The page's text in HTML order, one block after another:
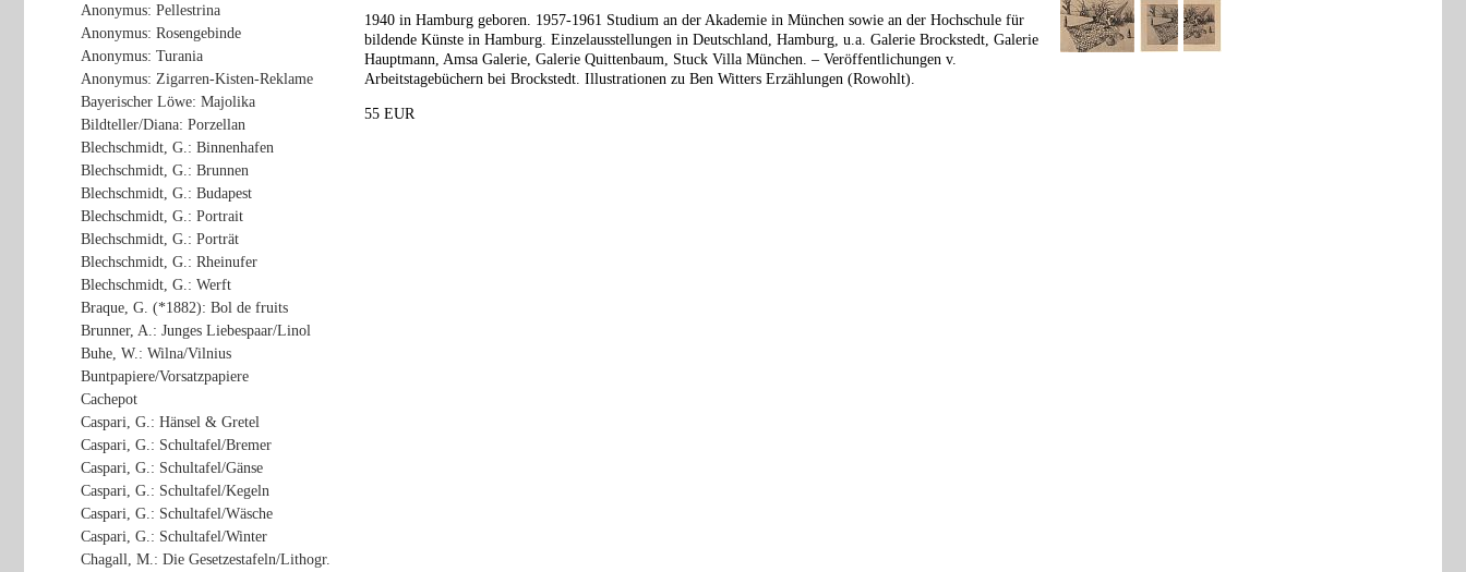
Anonymus: Pellestrina
Anonymus: Rosengebinde
Anonymus: Turania
Anonymus: Zigarren-Kisten-Reklame
Bayerischer Löwe: Majolika
Bildteller/Diana: Porzellan
Blechschmidt, G.: Binnenhafen
Blechschmidt, G.: Brunnen
Blechschmidt, G.: Budapest
Blechschmidt, G.: Portrait
Blechschmidt, G.: Porträt
Blechschmidt, G.: Rheinufer
Blechschmidt, G.: Werft
Braque, G. (*1882): Bol de fruits
Brunner, A.: Junges Liebespaar/Linol
Buhe, W.: Wilna/Vilnius
Buntpapiere/Vorsatzpapiere
Cachepot
Caspari, G.: Hänsel & Gretel
Caspari, G.: Schultafel/Bremer
Caspari, G.: Schultafel/Gänse
Caspari, G.: Schultafel/Kegeln
Caspari, G.: Schultafel/Wäsche
Caspari, G.: Schultafel/Winter
Chagall, M.: Die Gesetzestafeln/Lithogr.
1940 in Hamburg geboren. 1957-1961 Studium an der Akademie in München sowie an der Hochschule für
bildende Künste in Hamburg. Einzelausstellungen in Deutschland, Hamburg, u.a. Galerie Brockstedt, Galerie
Hauptmann, Amsa Galerie, Galerie Quittenbaum, Stuck Villa München. – Veröffentlichungen v.
Arbeitstagebüchern bei Brockstedt. Illustrationen zu Ben Witters Erzählungen (Rowohlt).
55 EUR